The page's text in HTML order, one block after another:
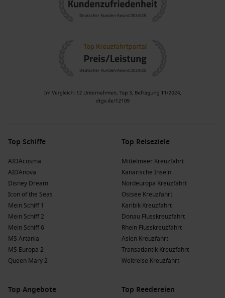
Top Schiffe
AIDAcosma
AIDAnova
Disney Dream
Icon of the Seas
Mein Schiff 1
Mein Schiff 2
Mein Schiff 6
MS Artania
MS Europa 2
Queen Mary 2
Top Reiseziele
Mittelmeer Kreuzfahrt
Kanarische Inseln
Nordeuropa Kreuzfahrt
Ostsee Kreuzfahrt
Karibik Kreuzfahrt
Donau Flusskreuzfahrt
Rhein Flusskreuzfahrt
Asien Kreuzfahrt
Transatlantik Kreuzfahrt
Weltreise Kreuzfahrt
Top Angebote Top Reedereien